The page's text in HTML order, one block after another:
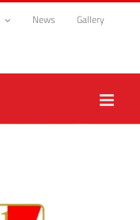
News Gallery